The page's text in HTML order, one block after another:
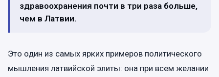
здравоохранения почти в три раза больше,
чем в Латвии.
Это один из самых ярких примеров политического
мышления латвийской элиты: она при всем желании